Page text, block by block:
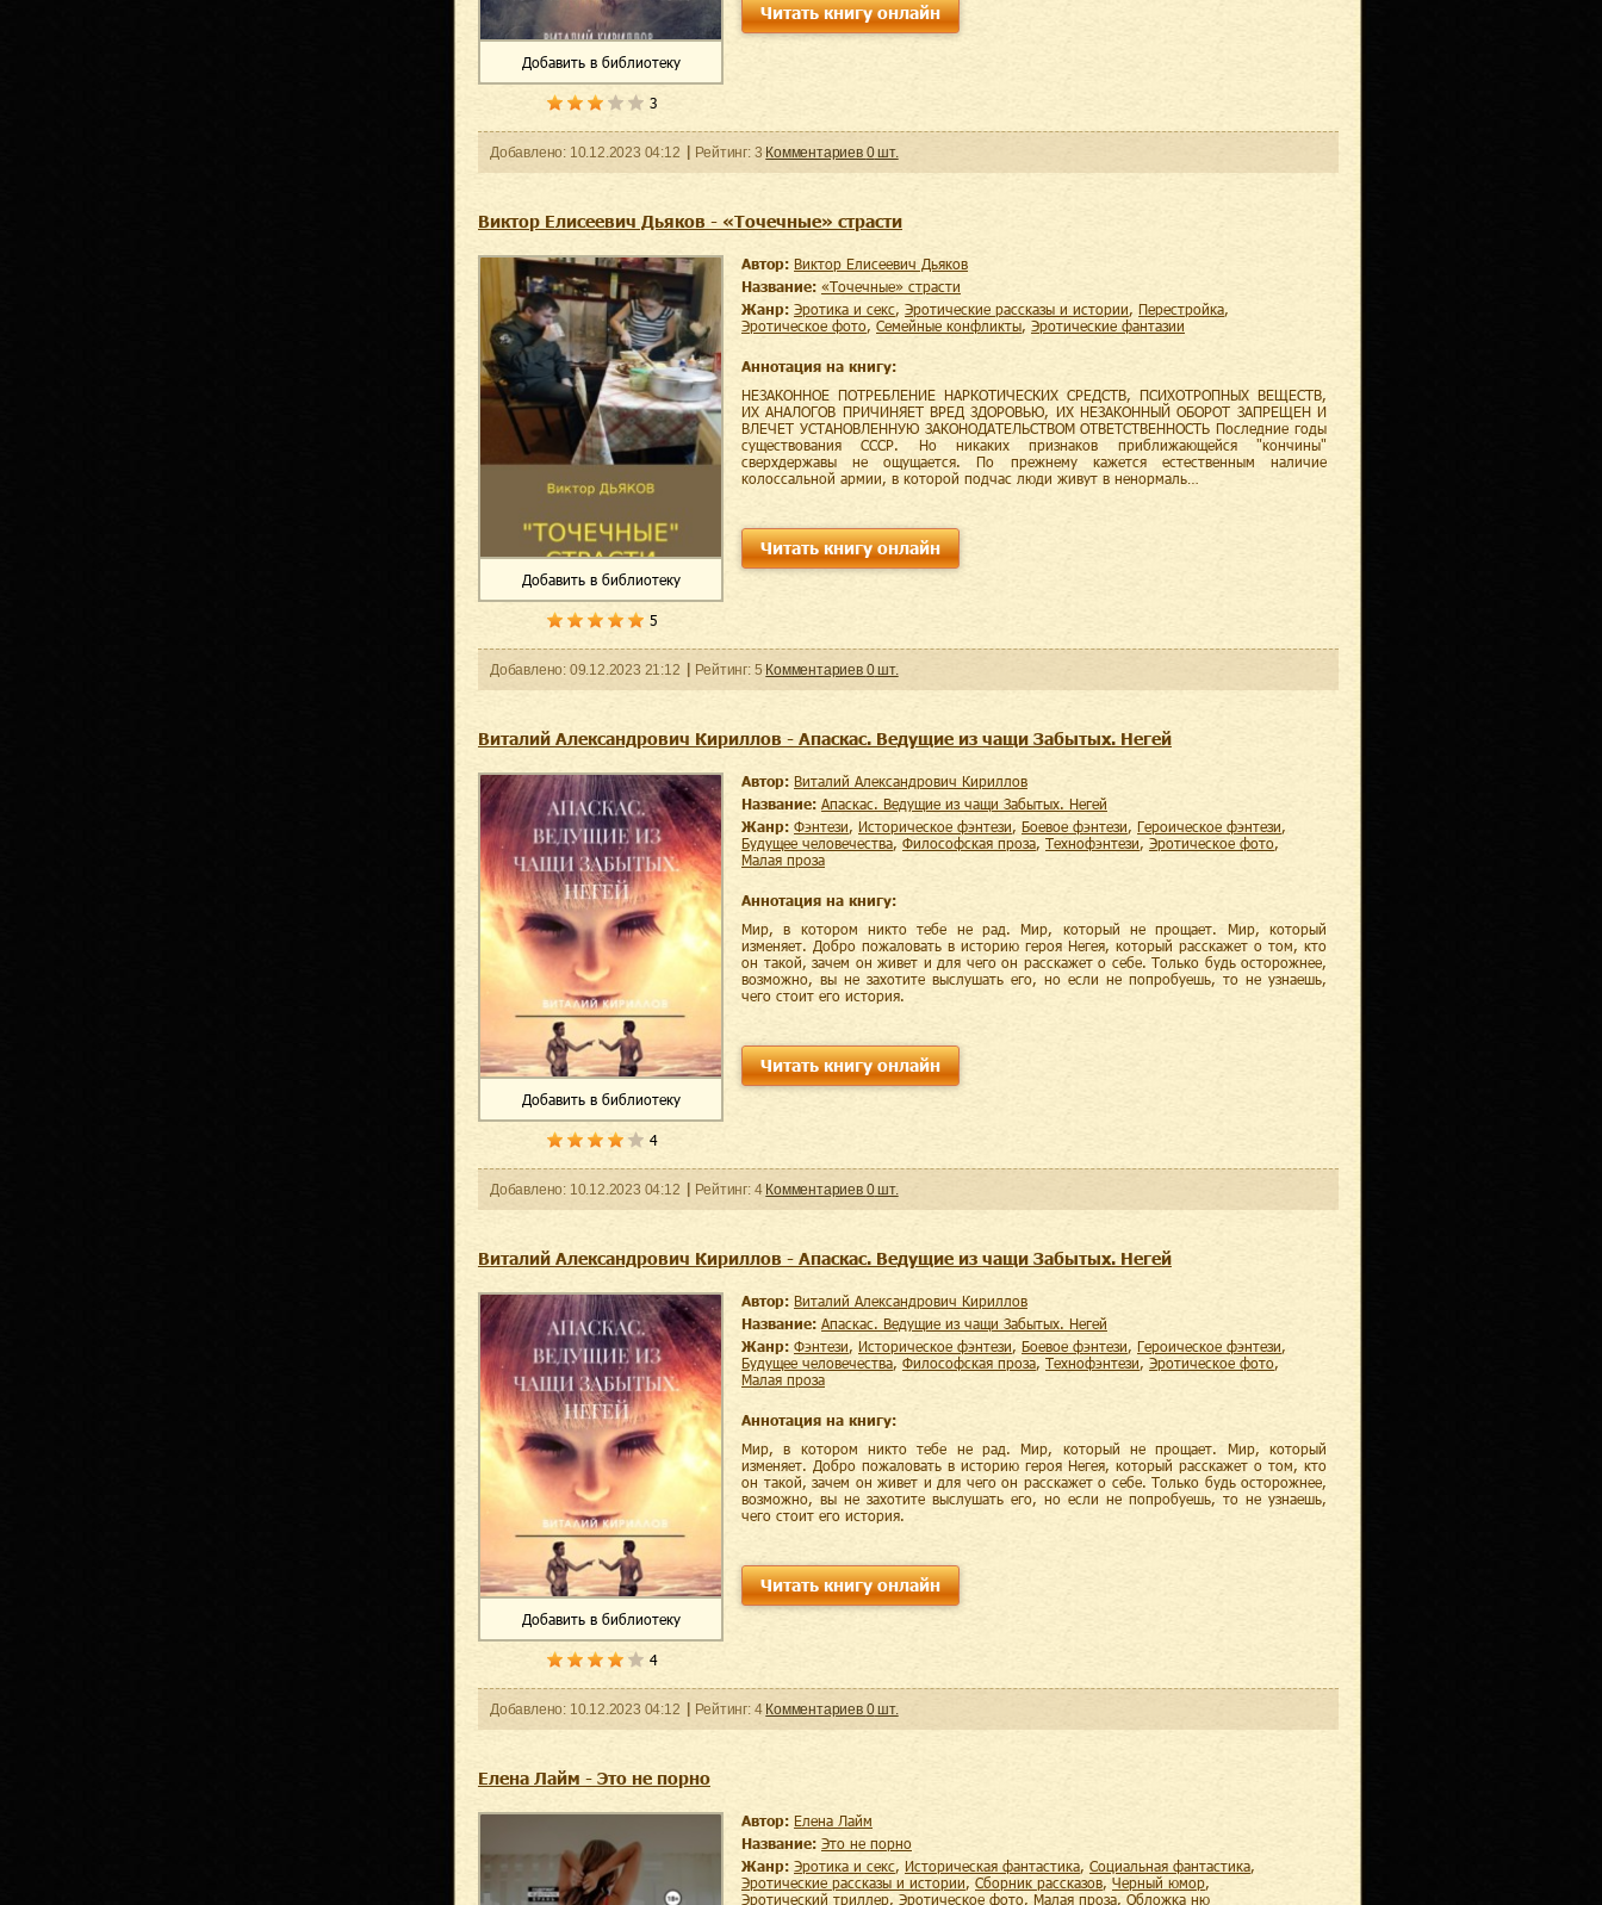
Добавить в библиотеку
3
Читать книгу онлайн
Добавленo: 10.12.2023 04:12 Рейтинг: 3 Комментариев 0шт.
Виктор Елисеевич Дьяков - «Точечные» страсти
Добавить в библиотеку
5
Автор:
Виктор Елисеевич Дьяков
Название:
«Точечные» страсти
Жанр:
эротика и секс, эротические рассказы и истории, Перестройка,
эротическое фото, семейные конфликты, эротические фантазии
Аннотация на книгу:
НЕЗАКОННОЕ ПОТРЕБЛЕНИЕ НАРКОТИЧЕСКИХ СРЕДСТВ, ПСИХОТРОПНЫХ ВЕЩЕСТВ,
ИХ АНАЛОГОВ ПРИЧИНЯЕТ ВРЕД ЗДОРОВЬЮ, ИХ НЕЗАКОННЫЙ ОБОРОТ ЗАПРЕЩЕН И
ВЛЕЧЕТ УСТАНОВЛЕННУЮ ЗАКОНОДАТЕЛЬСТВОМ ОТВЕТСТВЕННОСТЬ Последние годы
существования СССР. Но никаких признаков приближающейся "кончины"
сверхдержавы не ощущается. По прежнему кажется естественным наличие
колоссальной армии, в которой подчас люди живут в ненормаль…
Читать книгу онлайн
Добавленo: 09.12.2023 21:12 Рейтинг: 5 Комментариев 0шт.
Виталий Александрович Кириллов - Апаскас. Ведущие из чащи Забытых. Негей
Добавить в библиотеку
4
Автор:
Виталий Александрович Кириллов
Название:
Апаскас. Ведущие из чащи Забытых. Негей
Жанр:
фэнтези, историческое фэнтези, боевое фэнтези, героическое фэнтези,
будущее человечества, философская проза, технофэнтези, эротическое фото,
малая проза
Аннотация на книгу:
Мир, в котором никто тебе не рад. Мир, который не прощает. Мир, который
изменяет. Добро пожаловать в историю героя Негея, который расскажет о том, кто
он такой, зачем он живет и для чего он расскажет о себе. Только будь осторожнее,
возможно, вы не захотите выслушать его, но если не попробуешь, то не узнаешь,
чего стоит его история.
Читать книгу онлайн
Добавленo: 10.12.2023 04:12 Рейтинг: 4 Комментариев 0шт.
Виталий Александрович Кириллов - Апаскас. Ведущие из чащи Забытых. Негей
Добавить в библиотеку
4
Автор:
Виталий Александрович Кириллов
Название:
Апаскас. Ведущие из чащи Забытых. Негей
Жанр:
фэнтези, историческое фэнтези, боевое фэнтези, героическое фэнтези,
будущее человечества, философская проза, технофэнтези, эротическое фото,
малая проза
Аннотация на книгу:
Мир, в котором никто тебе не рад. Мир, который не прощает. Мир, который
изменяет. Добро пожаловать в историю героя Негея, который расскажет о том, кто
он такой, зачем он живет и для чего он расскажет о себе. Только будь осторожнее,
возможно, вы не захотите выслушать его, но если не попробуешь, то не узнаешь,
чего стоит его история.
Читать книгу онлайн
Добавленo: 10.12.2023 04:12 Рейтинг: 4 Комментариев 0шт.
Елена Лайм - Это не порно
Автор:
Елена Лайм
Название:
Это не порно
Жанр:
эротика и секс, историческая фантастика, социальная фантастика,
эротические рассказы и истории, сборник рассказов, черный юмор,
эротический триллер, эротическое фото, малая проза, обложка ню